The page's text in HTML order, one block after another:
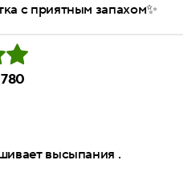
с приятным запахом✨
высыпания .